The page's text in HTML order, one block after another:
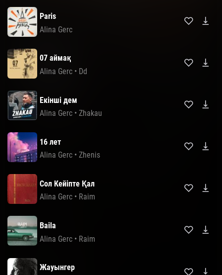
Paris
Alina Gerc
07 аймақ
Alina Gerc • Dd
Екінші дем
Alina Gerc • Zhakau
16 лет
Alina Gerc • Zhenis
Сол Кейіпте Қал
Alina Gerc • Raim
Baila
Alina Gerc • Raim
Жауынгер